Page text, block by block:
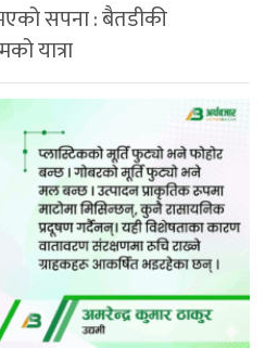
सपना : बैतडीकी
यात्रा